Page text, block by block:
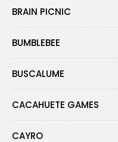
BRAIN PICNIC
BUMBLEBEE
BUSCALUME
CACAHUETE GAMES
CAYRO